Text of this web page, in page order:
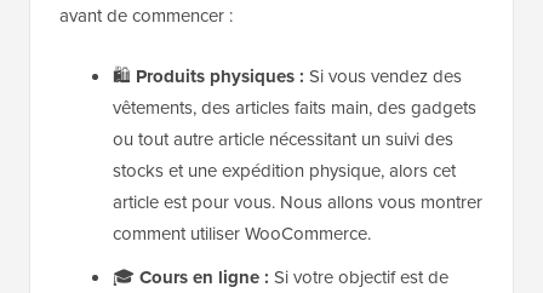
avant de commencer :
🛍️ Produits physiques : Si vous vendez des
vêtements, des articles faits main, des gadgets
ou tout autre article nécessitant un suivi des
stocks et une expédition physique, alors cet
article est pour vous. Nous allons vous montrer
comment utiliser WooCommerce.
🎓 Cours en ligne : Si votre objectif est de